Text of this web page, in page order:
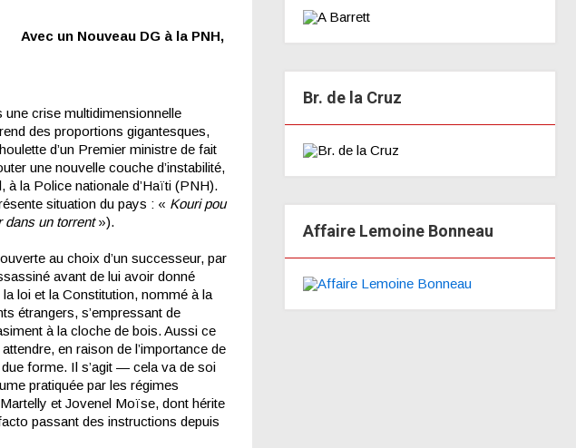
Avec un Nouveau DG à la PNH,
une crise multidimensionnelle
des proportions gigantesques,
d’un Premier ministre de fait
une nouvelle couche d’instabilité,
à la Police nationale d’Haïti (PNH).
situation du pays : « Kouri pou
dans un torrent»).
au choix d’un successeur, par
avant de lui avoir donné
loi et la Constitution, nommé à la
étrangers, s’empressant de
à la cloche de bois. Aussi ce
en raison de l’importance de
forme. Il s’agit — cela va de soi
pratiquée par les régimes
et Jovenel Moïse, dont hérite
passant des instructions depuis
Br. de la Cruz
Affaire Lemoine Bonneau